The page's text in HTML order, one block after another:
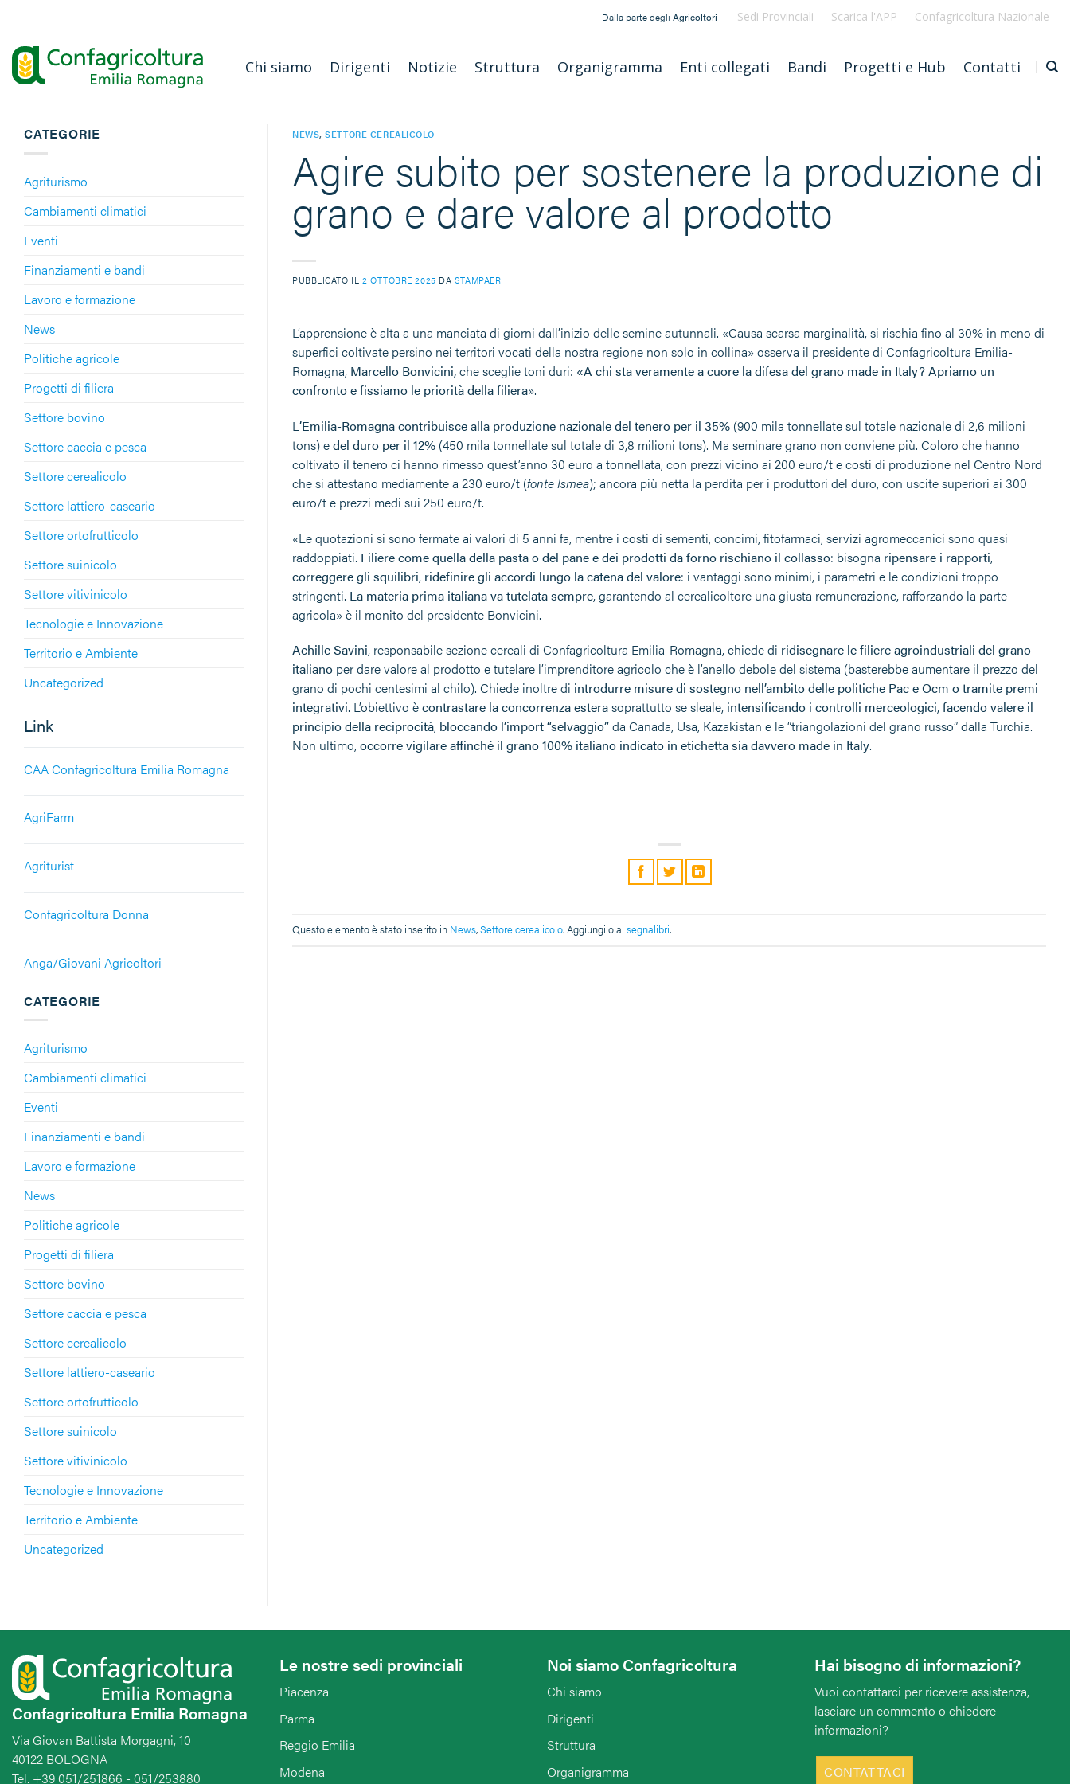
contenuti
Dalla parte degli Agricoltori Sedi Provinciali Scarica l'APP Confagricoltura Nazionale
Chi siamo Dirigenti Notizie Struttura Organigramma Enti collegati Bandi Progetti e Hub Contatti
CATEGORIE
Agriturismo
Cambiamenti climatici
Eventi
Finanziamenti e bandi
Lavoro e formazione
News
Politiche agricole
Progetti di filiera
Settore bovino
Settore caccia e pesca
Settore cerealicolo
Settore lattiero-caseario
Settore ortofrutticolo
Settore suinicolo
Settore vitivinicolo
Tecnologie e Innovazione
Territorio e Ambiente
Uncategorized
Link
CAA Confagricoltura Emilia Romagna
AgriFarm
Agriturist
Confagricoltura Donna
Anga/Giovani Agricoltori
CATEGORIE
Agriturismo
Cambiamenti climatici
Eventi
Finanziamenti e bandi
Lavoro e formazione
News
Politiche agricole
Progetti di filiera
Settore bovino
Settore caccia e pesca
Settore cerealicolo
Settore lattiero-caseario
Settore ortofrutticolo
Settore suinicolo
Settore vitivinicolo
Tecnologie e Innovazione
Territorio e Ambiente
Uncategorized
NEWS,SETTORE CEREALICOLO
Agire subito per sostenere la produzione di
grano e dare valore al prodotto
PUBBLICATO IL 2 OTTOBRE 2025 DA STAMPAER
L’apprensione è alta a una manciata di giorni dall’inizio delle semine autunnali. «Causa scarsa marginalità, si rischia fino al 30% in meno di
superfici coltivate persino nei territori vocati della nostra regione non solo in collina» osserva il presidente di Confagricoltura Emilia-
Romagna, Marcello Bonvicini,che sceglie toni duri: «A chi sta veramente a cuore la difesa del grano made in Italy?Apriamo un
confronto e fissiamo le priorità della filiera».
L’Emilia-Romagna contribuisce alla produzione nazionale del tenero per il 35% (900 mila tonnellate sul totale nazionale di 2,6 milioni
tons) edel duro per il 12% (450 mila tonnellate sul totale di 3,8 milioni tons). Ma seminare grano non conviene più. Coloro che hanno
coltivato il tenero ci hanno rimesso quest’anno 30 euro a tonnellata, con prezzi vicino ai 200 euro/t e costi di produzione nel Centro Nord
che si attestano mediamente a 230 euro/t (fonte Ismea); ancora più netta la perdita per i produttori del duro, con uscite superiori ai 300
euro/t e prezzi medi sui 250 euro/t.
«Le quotazioni si sono fermate ai valori di 5 anni fa, mentre i costi di sementi, concimi, fitofarmaci, servizi agromeccanici sono quasi
raddoppiati. Filiere come quella della pasta o del pane e dei prodotti da forno rischiano il collasso: bisogna ripensare i rapporti,
correggere gli squilibri, ridefinire gli accordi lungo la catena del valore: i vantaggi sono minimi, i parametri e le condizioni troppo
stringenti. La materia prima italiana va tutelata sempre, garantendo al cerealicoltore una giusta remunerazione, rafforzando la parte
agricola» è il monito del presidente Bonvicini.
Achille Savini, responsabile sezione cereali di Confagricoltura Emilia-Romagna, chiede di ridisegnare le filiere agroindustriali del grano
italiano per dare valore al prodotto e tutelare l’imprenditore agricolo che è l’anello debole del sistema (basterebbe aumentare il prezzo del
grano di pochi centesimi al chilo). Chiede inoltre di introdurre misure di sostegno nell’ambito delle politiche Pac e Ocm o tramite premi
integrativi. L’obiettivo ècontrastare la concorrenza esterasoprattutto se sleale, intensificando i controlli merceologici,facendo valere il
principio della reciprocità, bloccando l’import “selvaggio”da Canada, Usa, Kazakistan e le “triangolazioni del grano russo” dalla Turchia.
Non ultimo,occorre vigilare affinché il grano 100% italiano indicato in etichetta sia davvero made in Italy.
Questo elemento è stato inserito in News,Settore cerealicolo. Aggiungilo ai segnalibri.
Confagricoltura Emilia Romagna
Via Giovan Battista Morgagni, 10
40122 BOLOGNA
Tel. +39 051/251866 - 051/253880
Le nostre sedi provinciali
Piacenza
Parma
Reggio Emilia
Modena
Noi siamo Confagricoltura
Chi siamo
Dirigenti
Struttura
Organigramma
Hai bisogno di informazioni?
Vuoi contattarci per ricevere assistenza,
lasciare un commento o chiedere
informazioni?
CONTATTACI